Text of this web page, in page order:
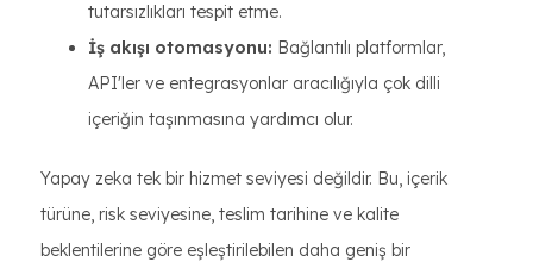
tutarsızlıkları tespit etme.
İş akışı otomasyonu: Bağlantılı platformlar,
API'ler ve entegrasyonlar aracılığıyla çok dilli
içeriğin taşınmasına yardımcı olur.
Yapay zeka tek bir hizmet seviyesi değildir. Bu, içerik
türüne, risk seviyesine, teslim tarihine ve kalite
beklentilerine göre eşleştirilebilen daha geniş bir